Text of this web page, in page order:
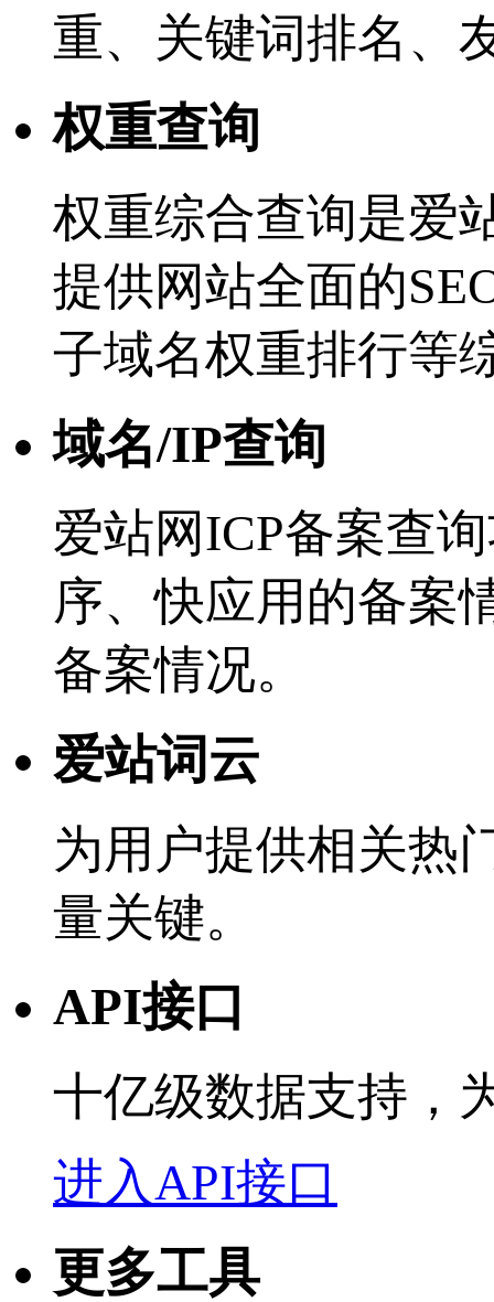
重、关键词排名、
权重查询
权重综合查询是爱
提供网站全面的
子域名权重排行等
域名/IP查询
爱站网ICP备案查
序、快应用的备案
备案情况。
爱站词云
为用户提供相关热
量关键。
API接口
十亿级数据支持，
进入API接口
更多工具